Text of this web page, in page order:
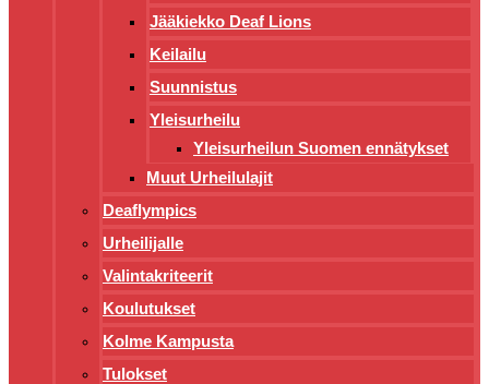
Jääkiekko Deaf Lions
Keilailu
Suunnistus
Yleisurheilu
Yleisurheilun Suomen ennätykset
Muut Urheilulajit
Deaflympics
Urheilijalle
Valintakriteerit
Koulutukset
Kolme Kampusta
Tulokset